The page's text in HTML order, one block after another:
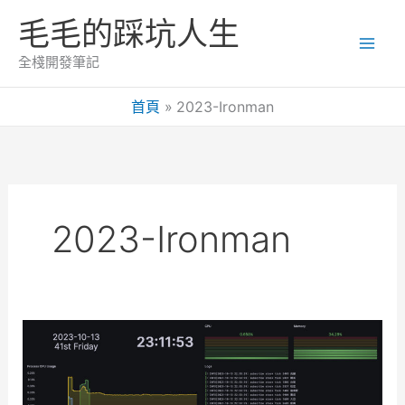
毛毛的踩坑人生
全棧開發筆記
首頁 2023-Ironman
2023-Ironman